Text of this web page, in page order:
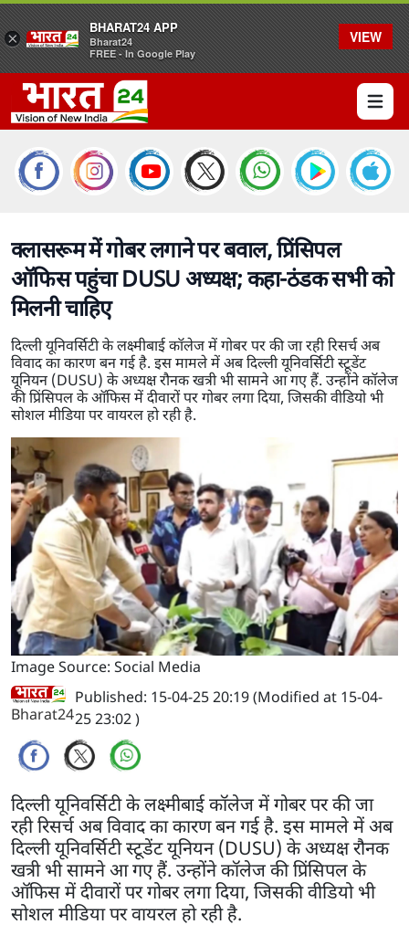
Open
क्लासरूम में गोबर लगाने पर बवाल, प्रिंसिपल
ऑफिस पहुंचा DUSU अध्यक्ष; कहा-ठंडक सभी को
मिलनी चाहिए
दिल्ली यूनिवर्सिटी के लक्ष्मीबाई कॉलेज में गोबर पर की जा रही रिसर्च अब
विवाद का कारण बन गई है. इस मामले में अब दिल्ली यूनिवर्सिटी स्टूडेंट
यूनियन (DUSU) के अध्यक्ष रौनक खत्री भी सामने आ गए हैं. उन्होंने कॉलेज
की प्रिंसिपल के ऑफिस में दीवारों पर गोबर लगा दिया, जिसकी वीडियो भी
सोशल मीडिया पर वायरल हो रही है.
Image Source: Social Media
Bharat24
Published: 15-04-25 20:19 (Modified at 15-04-
25 23:02 )
दिल्ली यूनिवर्सिटी के लक्ष्मीबाई कॉलेज में गोबर पर की जा
रही रिसर्च अब विवाद का कारण बन गई है. इस मामले में अब
दिल्ली यूनिवर्सिटी स्टूडेंट यूनियन (DUSU) के अध्यक्ष रौनक
खत्री भी सामने आ गए हैं. उन्होंने कॉलेज की प्रिंसिपल के
ऑफिस में दीवारों पर गोबर लगा दिया, जिसकी वीडियो भी
सोशल मीडिया पर वायरल हो रही है.
×
BHARAT24 APP
Bharat24
FREE - In Google Play
VIEW